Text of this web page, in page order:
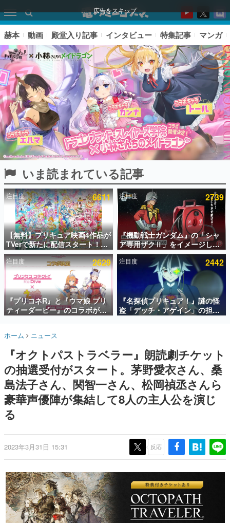
広告をスキップ
ピックアップ
電ファミのいま読まれている記事ランキング
アプリセール情報
インタビュー
連載・特集一覧
殿堂入り記事
SNS拡散数が数千以上！ ページビュー数万以上！ などな
ど。多くの人々に読まれた、電ファミ渾身の“殿堂入り”記
事をまとめました。
名作ゲームクリエイターの方々に製作時のエピソードをお
きます。
赫本
この物語を解いてはいけない。『赫本』は、〈試験問題〉
の形をした短編ホラー小説集です。
ゲーム世代の作家たち
ゲームに多大な影響を受けた作家さんに取材し、ゲームが
画です。
日本モバイルゲーム産業史
日本のモバイルゲーム史における主要なトピック・タイト
ルを網羅するほか、開発者へのインタビューや識者による
解説を掲載。約20年の歴史が一望できる決定版！
赫本 動画 殿堂入り記事 インタビュー 特集記事 マンガ
いま読まれている記事
注目度 6611
【無料】プリキュア映画4作品が
TVerで新たに配信スタート！な
んと2018年～2024年の映画ほぼ
すべてが見放題に、ぶっちゃけ
ありえないラインナップ
注目度 2739
『機動戦士ガンダム』の「シャ
ア専用ザクⅡ」をイメージした
散水ホースリールが予約開始。
本体にはシャアのパーソナルマ
ークやジオン公国軍のエンブレ
ム、型式番号などを配置
注目度 2629
『プリコネR』と『ウマ娘 プリ
ティーダービー』のコラボが決
定！“最大170連無料”の8.5周年
注目度 2442
『名探偵プリキュア！』謎の怪
盗「デッチ・アゲイン」の担当
キャストは天﨑滉平さんと判
シスマイク』山田三郎役など
ホーム ニュース
『オクトパストラベラー』朗読劇チケット
の抽選受付がスタート。茅野愛衣さん、桑
島法子さん、関智一さん、松岡禎丞さんら
豪華声優陣が集結して8人の主人公を演じ
る
2023年3月31日 15:31 反応